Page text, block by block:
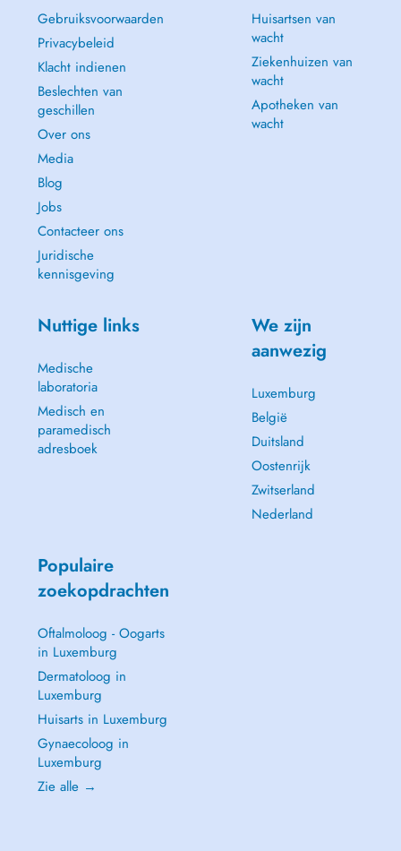
Gebruiksvoorwaarden
Privacybeleid
Klacht indienen
Beslechten van
geschillen
Over ons
Media
Blog
Jobs
Contacteer ons
Juridische
kennisgeving
Huisartsen van
wacht
Ziekenhuizen van
wacht
Apotheken van
wacht
Nuttige links
Medische
laboratoria
Medisch en
paramedisch
adresboek
We zijn
aanwezig
Luxemburg
België
Duitsland
Oostenrijk
Zwitserland
Nederland
Populaire
zoekopdrachten
Oftalmoloog - Oogarts
in Luxemburg
Dermatoloog in
Luxemburg
Huisarts in Luxemburg
Gynaecoloog in
Luxemburg
Zie alle →